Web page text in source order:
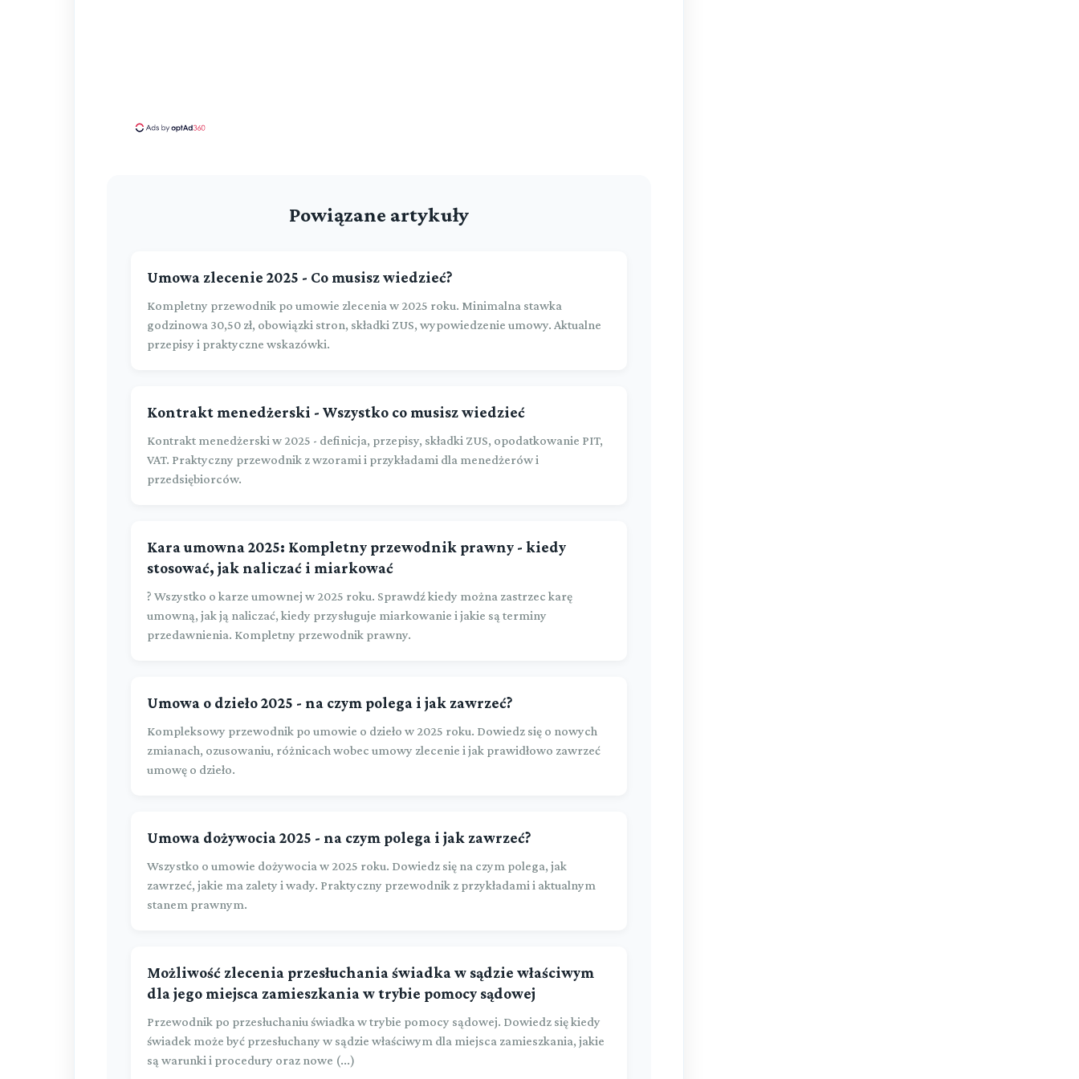
Powiązane artykuły
Umowa zlecenie 2025 - Co musisz wiedzieć?
Kompletny przewodnik po umowie zlecenia w 2025 roku. Minimalna stawka
godzinowa 30,50 zł, obowiązki stron, składki ZUS, wypowiedzenie umowy. Aktualne
przepisy i praktyczne wskazówki.
Kontrakt menedżerski - Wszystko co musisz wiedzieć
Kontrakt menedżerski w 2025 - definicja, przepisy, składki ZUS, opodatkowanie PIT,
VAT. Praktyczny przewodnik z wzorami i przykładami dla menedżerów i
przedsiębiorców.
Kara umowna 2025: Kompletny przewodnik prawny - kiedy
stosować, jak naliczać i miarkować
? Wszystko o karze umownej w 2025 roku. Sprawdź kiedy można zastrzec karę
umowną, jak ją naliczać, kiedy przysługuje miarkowanie i jakie są terminy
przedawnienia. Kompletny przewodnik prawny.
Umowa o dzieło 2025 - na czym polega i jak zawrzeć?
Kompleksowy przewodnik po umowie o dzieło w 2025 roku. Dowiedz się o nowych
zmianach, ozusowaniu, różnicach wobec umowy zlecenie i jak prawidłowo zawrzeć
umowę o dzieło.
Umowa dożywocia 2025 - na czym polega i jak zawrzeć?
Wszystko o umowie dożywocia w 2025 roku. Dowiedz się na czym polega, jak
zawrzeć, jakie ma zalety i wady. Praktyczny przewodnik z przykładami i aktualnym
stanem prawnym.
Możliwość zlecenia przesłuchania świadka w sądzie właściwym
dla jego miejsca zamieszkania w trybie pomocy sądowej
Przewodnik po przesłuchaniu świadka w trybie pomocy sądowej. Dowiedz się kiedy
świadek może być przesłuchany w sądzie właściwym dla miejsca zamieszkania, jakie
są warunki i procedury oraz nowe (...)